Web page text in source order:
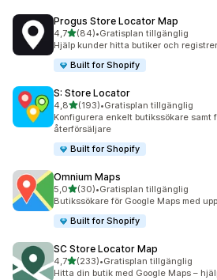
Progus Store Locator Map
4,7av 5 stjärnor
(84)
84 recensioner totalt
•Gratisplan tillgänglig
Hjälp kunder hitta butiker och
Built for Shopify
S: Store Locator
4,8av 5 stjärnor
(193)
193 recensioner totalt
•Gratisplan tillgänglig
Konfigurera enkelt butikssökare samt
återförsäljare
Built for Shopify
Omnium Maps
5,0av 5 stjärnor
(30)
30 recensioner totalt
•Gratisplan tillgänglig
Butikssökare för Google Maps med
Built for Shopify
SC Store Locator Map
4,7av 5 stjärnor
(233)
233 recensioner totalt
•Gratisplan tillgänglig
Hitta din butik med Google Maps –